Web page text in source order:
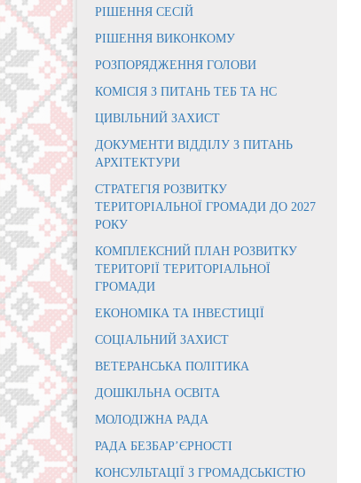
РІШЕННЯ СЕСІЙ
РІШЕННЯ ВИКОНКОМУ
РОЗПОРЯДЖЕННЯ ГОЛОВИ
КОМІСІЯ З ПИТАНЬ ТЕБ ТА НС
ЦИВІЛЬНИЙ ЗАХИСТ
ДОКУМЕНТИ ВІДДІЛУ З ПИТАНЬ
АРХІТЕКТУРИ
СТРАТЕГІЯ РОЗВИТКУ
ТЕРИТОРІАЛЬНОЇ ГРОМАДИ ДО 2027
РОКУ
КОМПЛЕКСНИЙ ПЛАН РОЗВИТКУ
ТЕРИТОРІЇ ТЕРИТОРІАЛЬНОЇ
ГРОМАДИ
ЕКОНОМІКА ТА ІНВЕСТИЦІЇ
СОЦІАЛЬНИЙ ЗАХИСТ
ВЕТЕРАНСЬКА ПОЛІТИКА
ДОШКІЛЬНА ОСВІТА
МОЛОДІЖНА РАДА
РАДА БЕЗБАР’ЄРНОСТІ
КОНСУЛЬТАЦІЇ З ГРОМАДСЬКІСТЮ